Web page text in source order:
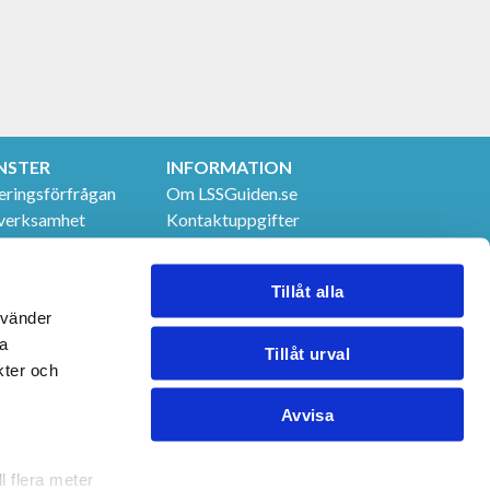
och
flera meter
Tillåt alla
Tillåt urval
Avvisa
INFORMATION
Om LSSGuiden.se
Kontaktuppgifter